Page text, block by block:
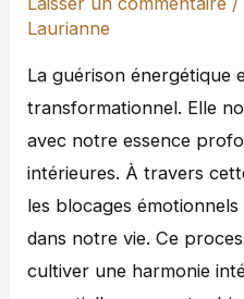
Laurianne
La guérison énergétique
transformationnel. Elle
avec notre essence
intérieures. À travers
les blocages
dans notre vie. Ce
cultiver une harmonie